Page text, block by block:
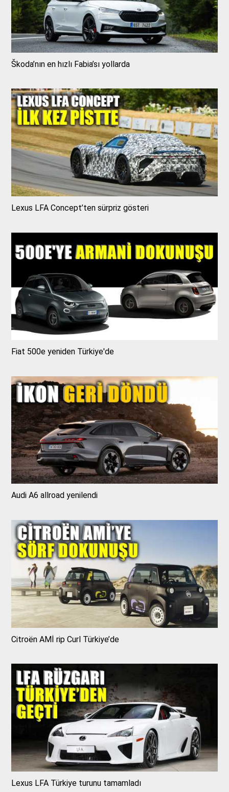
Škoda’nın en hızlı Fabia’sı yollarda
Lexus LFA Concept’ten sürpriz gösteri
Fiat 500e yeniden Türkiye'de
Audi A6 allroad yenilendi
Citroën AMİ rip Curl Türkiye’de
Lexus LFA Türkiye turunu tamamladı